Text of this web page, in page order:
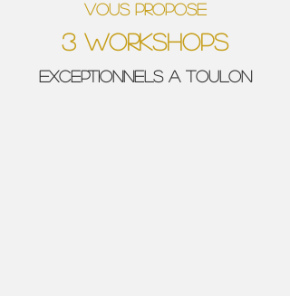
VOUS PROPOSE
3 workshops
exceptionnels a toulon